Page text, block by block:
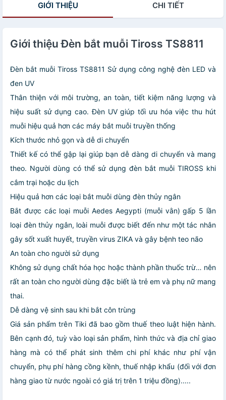
GIỚI THIỆU CHI TIẾT
Giới thiệu Đèn bắt muỗi Tiross TS8811
Đèn bắt muỗi Tiross TS8811 Sử dụng công nghệ đèn LED và
đen UV
Thân thiện với môi trường, an toàn, tiết kiệm năng lượng và
hiệu suất sử dụng cao. Đèn UV giúp tối ưu hóa việc thu hút
muỗi hiệu quả hơn các máy bắt muỗi truyền thống
Kích thước nhỏ gọn và dễ di chuyển
Thiết kế có thể gập lại giúp bạn dễ dàng di chuyển và mang
theo. Người dùng có thể sử dụng đèn bắt muỗi TIROSS khi
cắm trại hoặc du lịch
Hiệu quả hơn các loại bắt muỗi dùng đèn thủy ngân
Bắt được các loại muỗi Aedes Aegypti (muỗi vằn) gấp 5 lần
loại đèn thủy ngân, loài muỗi được biết đến như một tác nhân
gây sốt xuất huyết, truyền virus ZIKA và gây bệnh teo não
An toàn cho người sử dụng
Không sử dụng chất hóa học hoặc thành phần thuốc trừ… nên
rất an toàn cho người dùng đặc biết là trẻ em và phụ nữ mang
thai.
Dễ dàng vệ sinh sau khi bắt côn trùng
Giá sản phẩm trên Tiki đã bao gồm thuế theo luật hiện hành.
Bên cạnh đó, tuỳ vào loại sản phẩm, hình thức và địa chỉ giao
hàng mà có thể phát sinh thêm chi phí khác như phí vận
chuyển, phụ phí hàng cồng kềnh, thuế nhập khẩu (đối với đơn
hàng giao từ nước ngoài có giá trị trên 1 triệu đồng).....